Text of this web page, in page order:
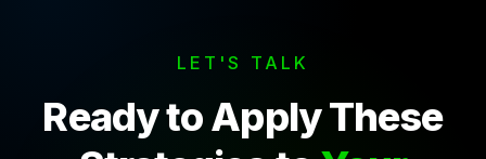
LET'S TALK
Ready to Apply These